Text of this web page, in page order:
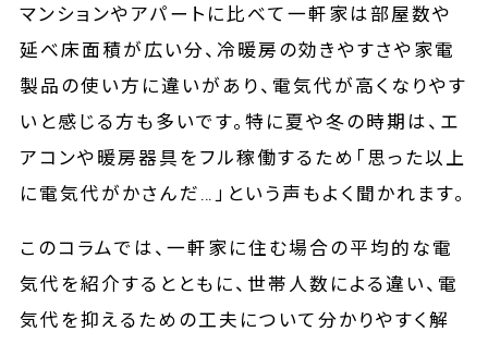
マンションやアパートに比べて一軒家は部屋数や
延べ床面積が広い分、冷暖房の効きやすさや家電
製品の使い方に違いがあり、電気代が高くなりやす
いと感じる方も多いです。特に夏や冬の時期は、エ
アコンや暖房器具をフル稼働するため「思った以上
に電気代がかさんだ…」という声もよく聞かれます。
このコラムでは、一軒家に住む場合の平均的な電
気代を紹介するとともに、世帯人数による違い、電
気代を抑えるための工夫について分かりやすく解